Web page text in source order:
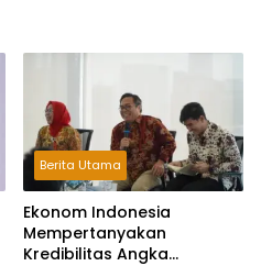
Berita Utama
Ekonom Indonesia
Mempertanyakan
Kredibilitas Angka